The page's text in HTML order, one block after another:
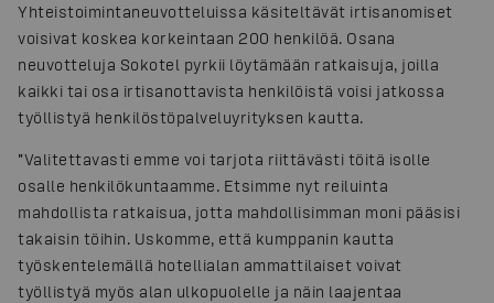
Yhteistoimintaneuvotteluissa käsiteltävät irtisanomiset
voisivat koskea korkeintaan 200 henkilöä. Osana
neuvotteluja Sokotel pyrkii löytämään ratkaisuja, joilla
kaikki tai osa irtisanottavista henkilöistä voisi jatkossa
työllistyä henkilöstöpalveluyrityksen kautta.
”Valitettavasti emme voi tarjota riittävästi töitä isolle
osalle henkilökuntaamme. Etsimme nyt reiluinta
mahdollista ratkaisua, jotta mahdollisimman moni pääsisi
takaisin töihin. Uskomme, että kumppanin kautta
työskentelemällä hotellialan ammattilaiset voivat
työllistyä myös alan ulkopuolelle ja näin laajentaa